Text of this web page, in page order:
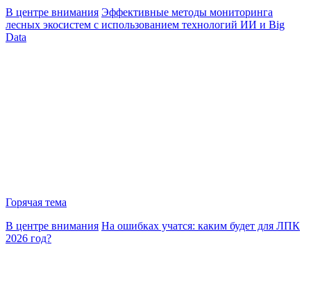
В центре внимания Эффективные методы мониторинга
лесных экосистем с использованием технологий ИИ и Big
Data
Горячая тема
В центре внимания На ошибках учатся: каким будет для ЛПК
2026 год?